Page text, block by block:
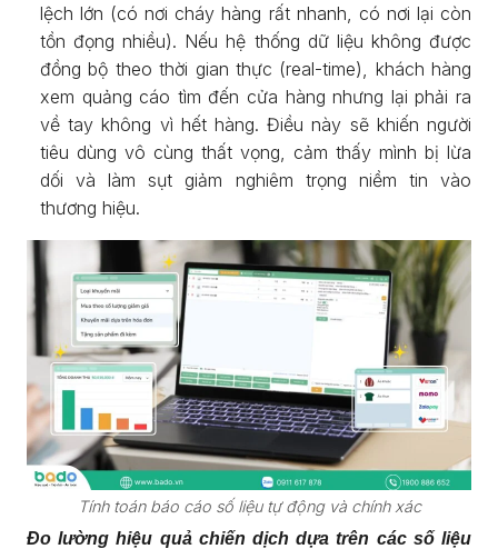
lệch lớn (có nơi cháy hàng rất nhanh, có nơi lại còn
tồn đọng nhiều). Nếu hệ thống dữ liệu không được
đồng bộ theo thời gian thực (real-time), khách hàng
xem quảng cáo tìm đến cửa hàng nhưng lại phải ra
về tay không vì hết hàng. Điều này sẽ khiến người
tiêu dùng vô cùng thất vọng, cảm thấy mình bị lừa
dối và làm sụt giảm nghiêm trọng niềm tin vào
thương hiệu.
Tính toán báo cáo số liệu tự động và chính xác
Đo lường hiệu quả chiến dịch dựa trên các số liệu